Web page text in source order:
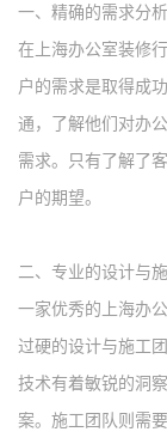
一、 精确的需求分
在 上海办公室装修
户的需求是取得成
通，了解他们对办
需求。只有了解了
户的期望。
二、 专业的设计与
一家优秀的 上海办
过硬的设计与施工
技术有着敏锐的洞
案。施工团队则需